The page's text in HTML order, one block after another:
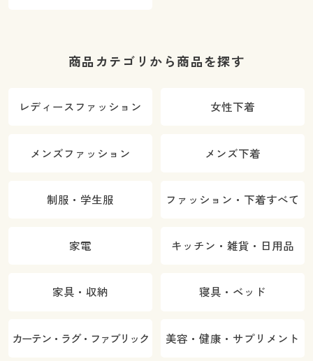
商品カテゴリから商品を探す
レディースファッション 女性下着
メンズファッション メンズ下着
制服・学生服 ファッション・下着すべて
家電 キッチン・雑貨・日用品
家具・収納 寝具・ベッド
カーテン・ラグ・ファブリック 美容・健康・サプリメント